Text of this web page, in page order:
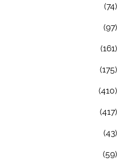
(74)
(97)
(161)
(175)
(410)
(417)
(43)
(59)